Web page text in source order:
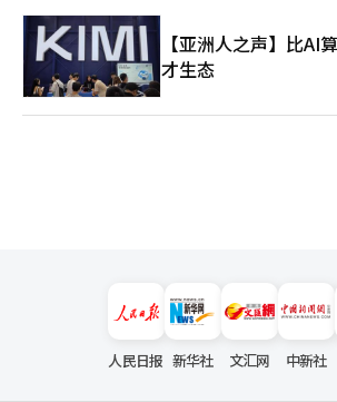
【亚洲人之声】比AI
才生态
人民日报 新华社 文汇网 中新社